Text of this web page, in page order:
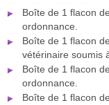
Boîte de 1 flacon
ordonnance.
Boîte de 1 flacon
vétérinaire soumis
Boîte de 1 flacon
ordonnance.
Boîte de 1 flacon